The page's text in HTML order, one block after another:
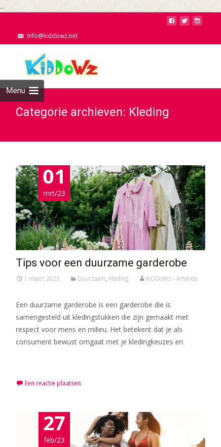
...
Info@kiddowz.net
Menu
Categorie archieven: Kleding
01
mrt/23
Tips voor een duurzame garderobe
1 maart 2023 Duurzaam, Kleding KiDDoWz - Amanda
Een duurzame garderobe is een garderobe die is
samengesteld uit kledingstukken die zijn gemaakt met
respect voor mens en milieu. Het betekent dat je als
consument bewust omgaat met je kledingkeuzes en
Een reactie plaatsen
27
feb/23